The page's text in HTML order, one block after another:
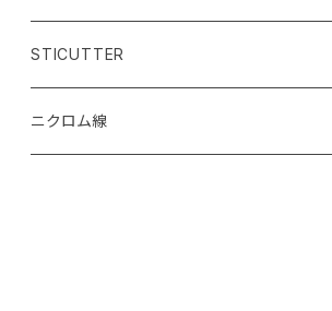
STICUTTER
ニクロム線